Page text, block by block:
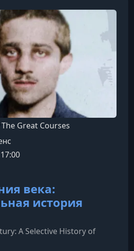
почти десяток
— от серийных убийств и
до шокирующих
Great Courses
века:
история
A Selective History of